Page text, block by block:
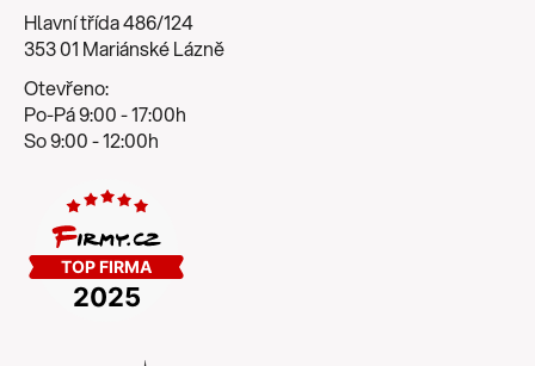
Hlavní třída 486/124
353 01 Mariánské Lázně
Otevřeno:
Po-Pá 9:00 - 17:00h
So 9:00 - 12:00h